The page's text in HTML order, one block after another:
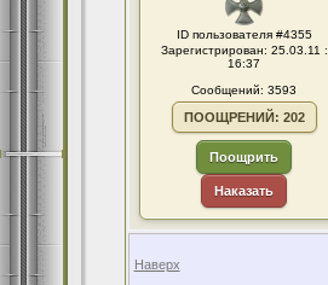
ID пользователя #4355
Зарегистрирован: 25.03.11 :
16:37
Сообщений: 3593
ПООЩРЕНИЙ: 202
Поощрить
Наказать
Наверх